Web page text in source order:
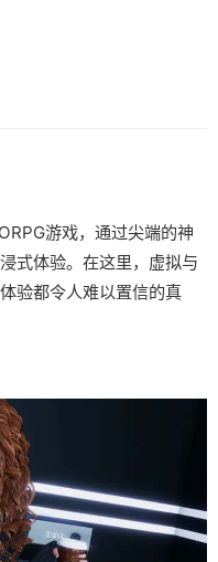
游戏，通过尖端的神
式体验。在这里，虚拟与
验都令人难以置信的真